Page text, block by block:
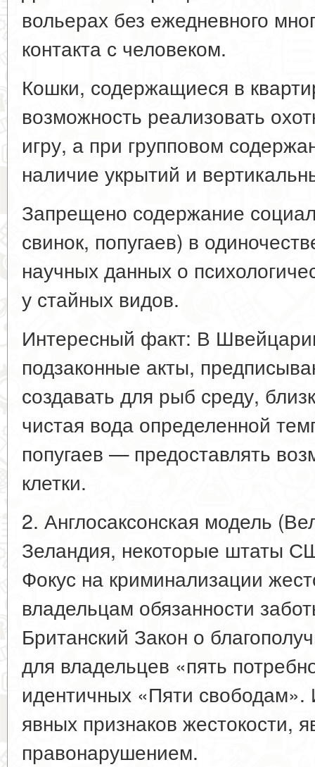
вольерах без ежедневного
контакта с человеком.
Кошки, содержащиеся в
возможность реализовать
игру, а при групповом
наличие укрытий и
Запрещено содержание
свинок, попугаев) в
научных данных о
у стайных видов.
Интересный факт: В
подзаконные акты,
создавать для рыб среду,
чистая вода определенной
попугаев — предоставлять
клетки.
2. Англосаксонская модель
Зеландия, некоторые штаты
Фокус на криминализации
владельцам обязанности
Британский Закон о
для владельцев «пять
идентичных «Пяти
явных признаков жестокости,
правонарушением.